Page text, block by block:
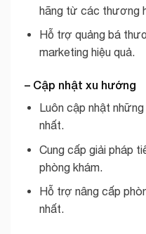
hãng từ các thương
Hỗ trợ quảng bá
marketing hiệu quả.
– Cập nhật xu hướng
Luôn cập nhật
nhất.
Cung cấp giải pháp
phòng khám.
Hỗ trợ nâng cấp
nhất.